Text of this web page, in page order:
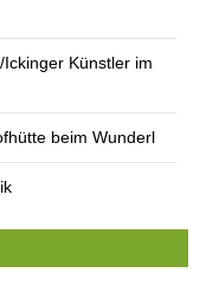
Künstler im
beim Wunderl